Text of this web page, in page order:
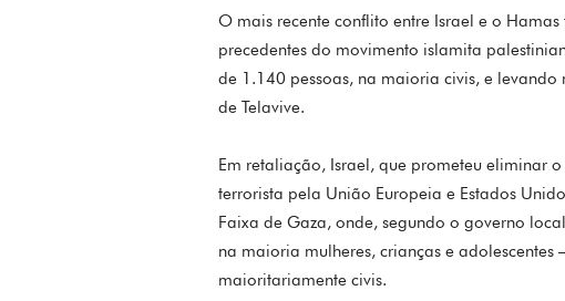
O mais recente conflito entre Israel e o
precedentes do movimento islamita
de 1.140 pessoas, na maioria civis, e
de Telavive.
Em retaliação, Israel, que prometeu eliminar
terrorista pela União Europeia e Estados
Faixa de Gaza, onde, segundo o governo
na maioria mulheres, crianças e
maioritariamente civis.